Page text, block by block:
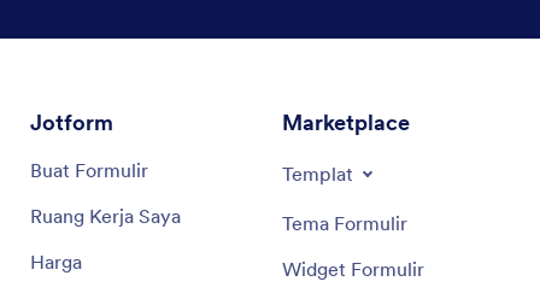
Jotform
Buat Formulir
Ruang Kerja Saya
Harga
Marketplace
Templat
Tema Formulir
Widget Formulir